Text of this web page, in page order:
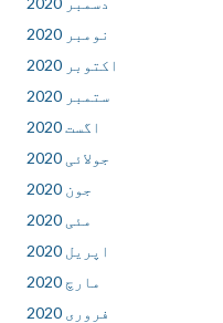
نومبر 2020
اکتوبر 2020
ستمبر 2020
اگست 2020
جولائی 2020
جون 2020
مئی 2020
اپریل 2020
مارچ 2020
فروری 2020